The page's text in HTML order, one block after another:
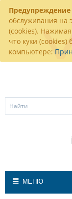
Предупреждение
обслуживания на
(cookies).
что куки (cookies)
компьютере:
МЕНЮ